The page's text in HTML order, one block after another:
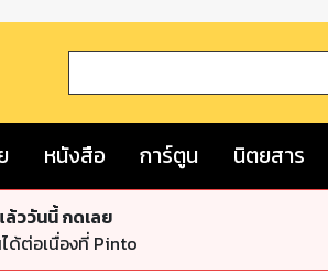
หนังสือ การ์ตูน นิตยสาร
ล้ววันนี้ กดเลย
ด้ต่อเนื่องที่ Pinto